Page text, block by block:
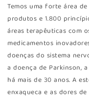
Temos uma forte área
produtos e 1.800
áreas terapêuticas com
medicamentos
doenças do sistema
a doença de Parkinson,
há mais de 30 anos. A
enxaqueca e as dores